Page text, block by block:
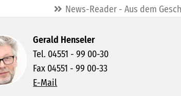
News-Reader - Aus dem
Gerald Henseler
Tel. 04551 - 99 00-30
Fax 04551 - 99 00-33
E-Mail